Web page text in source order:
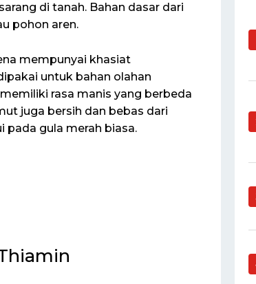
di tanah. Bahan dasar dari
pohon aren.
mempunyai khasiat
untuk bahan olahan
rasa manis yang berbeda
juga bersih dan bebas dari
pada gula merah biasa.